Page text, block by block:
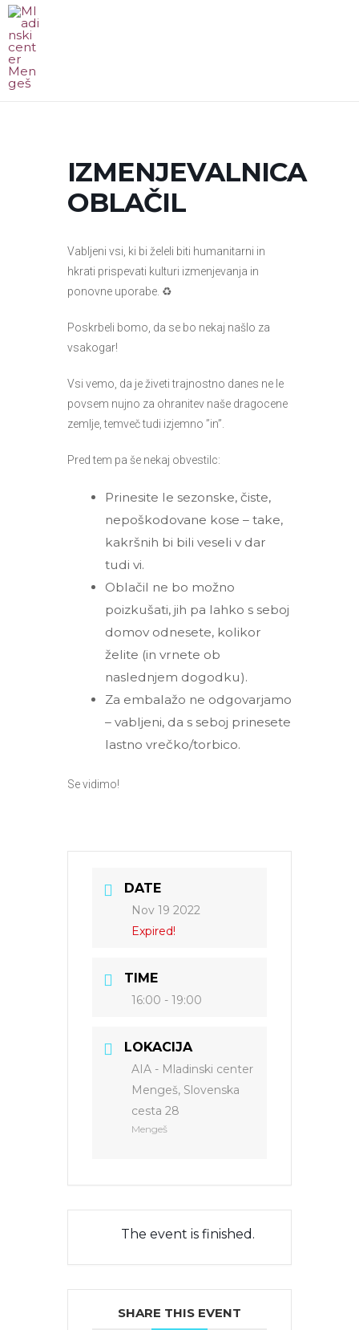
content
IZMENJEVALNICA
OBLAČIL
Vabljeni vsi, ki bi želeli biti humanitarni in
hkrati prispevati kulturi izmenjevanja in
ponovne uporabe. ♻️
Poskrbeli bomo, da se bo nekaj našlo za
vsakogar!
Vsi vemo, da je živeti trajnostno danes ne le
povsem nujno za ohranitev naše dragocene
zemlje, temveč tudi izjemno ”in”.
Pred tem pa še nekaj obvestilc:
Prinesite le sezonske, čiste,
nepoškodovane kose – take,
kakršnih bi bili veseli v dar
tudi vi.
Oblačil ne bo možno
poizkušati, jih pa lahko s seboj
domov odnesete, kolikor
želite (in vrnete ob
naslednjem dogodku).
Za embalažo ne odgovarjamo
– vabljeni, da s seboj prinesete
lastno vrečko/torbico.
Se vidimo!
DATE
Nov 19 2022
Expired!
TIME
16:00 - 19:00
LOKACIJA
AIA - Mladinski center
Mengeš, Slovenska
cesta 28
Mengeš
The event is finished.
SHARE THIS EVENT